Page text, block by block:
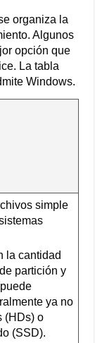
organiza la
Algunos
opción que
La tabla
Windows.
simple
la cantidad
partición y
ya no
(HDs) o
(SSD).